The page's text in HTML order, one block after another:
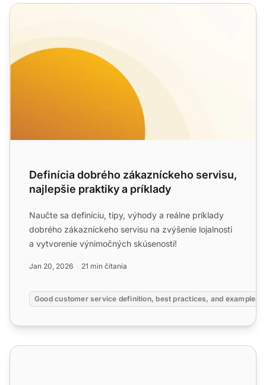
Definícia dobrého zákazníckeho servisu, najlepšie
Definícia dobrého zákazníckeho servisu,
najlepšie praktiky a príklady
Naučte sa definíciu, tipy, výhody a reálne príklady
dobrého zákazníckeho servisu na zvýšenie lojalnosti
a vytvorenie výnimočných skúseností!
Jan 20, 2026 21 min čítania
Good customer service definition, best practices, and examples
Software na úspech zákazníkov | LiveAgent